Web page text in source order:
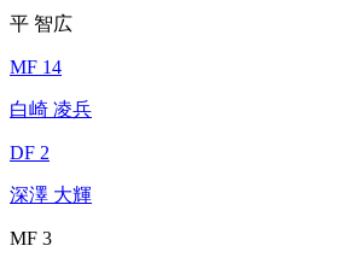
平 智広
MF 14
白崎 凌兵
DF 2
深澤 大輝
MF 3